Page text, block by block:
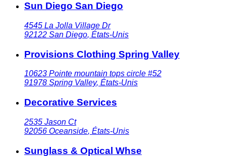
Sun Diego San Diego
4545 La Jolla Village Dr
92122 San Diego, États-Unis
Provisions Clothing Spring Valley
10623 Pointe mountain tops circle #52
91978 Spring Valley, États-Unis
Decorative Services
2535 Jason Ct
92056 Oceanside, États-Unis
Sunglass & Optical Whse